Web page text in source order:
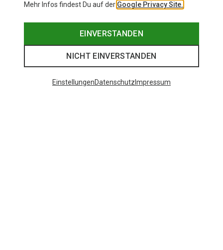
Mehr Infos findest Du auf der Google Privacy Site.
EINVERSTANDEN
NICHT EINVERSTANDEN
EinstellungenDatenschutz Impressum